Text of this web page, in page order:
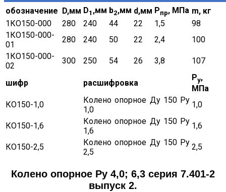
обозначение D,мм D1 ,мм b2,мм d,мм Рпр, МПа m, кг
1КО150-000
280 240 44 22 1,5
98
1КО150-000-
01
280 240 50 22 2,4
100
1КО150-000-
02
300 250 54 26 3,8 107
шифр расшифровка
Ру,
МПа
КО150-1,0
Колено опорное Ду 150 Ру
1,0
1,0
КО150-1,6
Колено опорное Ду 150 Ру
1,6
1,6
КО150-2,5
Колено опорное Ду 150 Ру
2,5
2,5
Колено опорное Ру 4,0; 6,3 серия 7.401-2
выпуск 2.